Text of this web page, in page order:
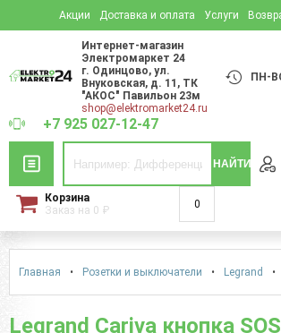
Акции Доставка и оплата Услуги
Интернет-магазин
Электромаркет 24
г. Одинцово,ул.
Внуковская, д. 11 , ТК
"АКОС" Павильон 23м
shop@elektromarket24.ru
ПН-
+7 925 027-12-47
НАЙТИ
Корзина
Заказ на 0 ₽ 0
Главная • Розетки и выключатели • Legrand •
Legrand Cariva кнопка